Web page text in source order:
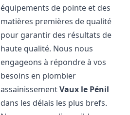
équipements de pointe et des
matières premières de qualité
pour garantir des résultats de
haute qualité. Nous nous
engageons à répondre à vos
besoins en plombier
assainissementVaux le Pénil
dans les délais les plus brefs.